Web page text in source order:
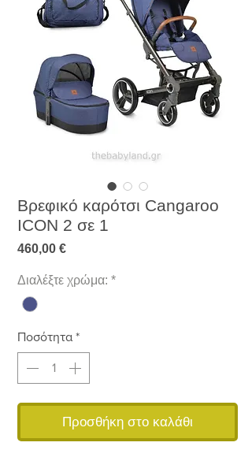
Βρεφικό καρότσι Cangaroo
ICON 2 σε 1
460,00 €Τιμή
Διαλέξτε χρώμα: *
Ποσότητα *
Προσθήκη στο καλάθι